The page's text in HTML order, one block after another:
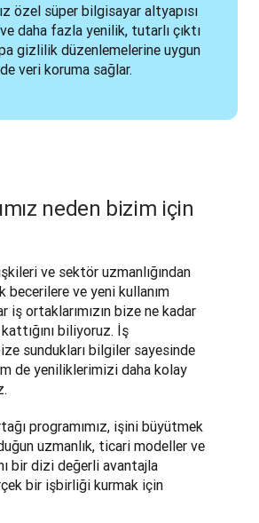
özel süper bilgisayar altyapısı
daha fazla yenilik, tutarlı çıktı
gizlilik düzenlemelerine uygun
veri koruma sağlar.
neden bizim için
ve sektör uzmanlığından
ve yeni kullanım
iş ortaklarımızın bize ne kadar
biliyoruz. İş
sundukları bilgiler sayesinde
de yeniliklerimizi daha kolay
programımız, işini büyütmek
uzmanlık, ticari modeller ve
bir dizi değerli avantajla
bir işbirliği kurmak için